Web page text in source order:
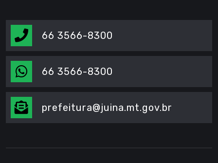
66 3566-8300
66 3566-8300
prefeitura@juina.mt.gov.br